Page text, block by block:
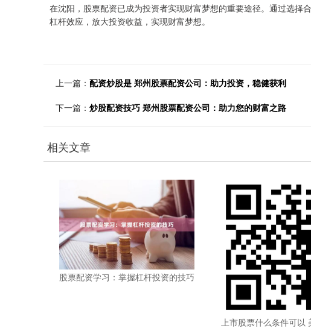
在沈阳，股票配资已成为投资者实现财富梦想的重要途径。通过选择
杠杆效应，放大投资收益，实现财富梦想。
上一篇： 配资炒股是 郑州股票配资公司：助力投资，稳健获利
下一篇： 炒股配资技巧 郑州股票配资公司：助力您的财富之路
相关文章
股票配资学习：掌握杠杆投资的技巧
上市股票什么条件可以